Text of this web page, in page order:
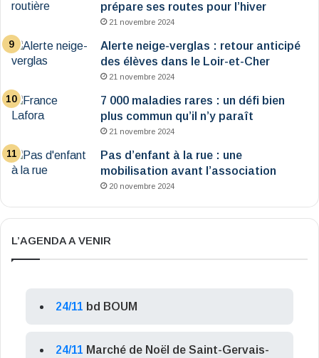
prépare ses routes pour l’hiver
21 novembre 2024
Alerte neige-verglas : retour anticipé
des élèves dans le Loir-et-Cher
21 novembre 2024
7 000 maladies rares : un défi bien
plus commun qu’il n’y paraît
21 novembre 2024
Pas d’enfant à la rue : une
mobilisation avant l’association
20 novembre 2024
L’AGENDA A VENIR
24/11 bd BOUM
24/11 Marché de Noël de Saint-Gervais-